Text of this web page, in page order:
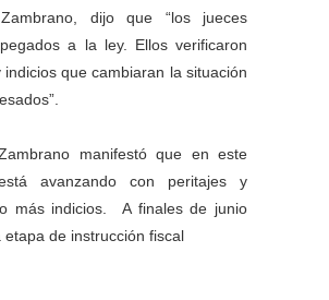
dijo que “los jueces
a la ley. Ellos verificaron
que cambiaran la situación
manifestó que en este
avanzando con peritajes y
más indicios. A finales de junio
etapa de instrucción fiscal